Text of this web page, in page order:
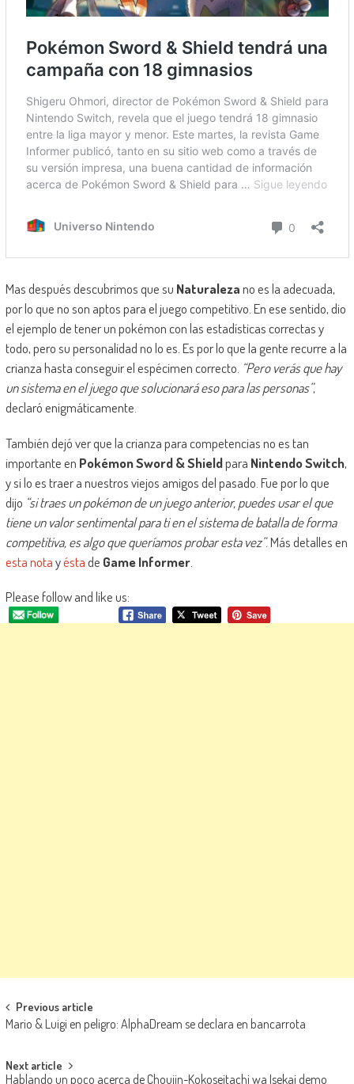
Mas después descubrimos que su Naturalezano es la adecuada,
por lo que no son aptos para el juego competitivo. En ese sentido, dio
el ejemplo de tener un pokémon con las estadísticas correctas y
todo, pero su personalidad no lo es. Es por lo que la gente recurre a la
crianza hasta conseguir el espécimen correcto. “Pero verás que hay
un sistema en el juego que solucionará eso para las personas”,
declaró enigmáticamente.
También dejó ver que la crianza para competencias no es tan
importante en Pokémon Sword & Shieldpara Nintendo Switch,
y si lo es traer a nuestros viejos amigos del pasado. Fue por lo que
dijo “si traes un pokémon de un juego anterior, puedes usar el que
tiene un valor sentimental para ti en el sistema de batalla de forma
competitiva, es algo que queríamos probar esta vez”. Más detalles en
esta notayéstade Game Informer.
Please follow and like us:
Navegación de entradas
Previous article
Mario & Luigi en peligro: AlphaDream se declara en bancarrota
Next article
Hablando un poco acerca de Choujin-Kokoseitachi wa Isekai demo